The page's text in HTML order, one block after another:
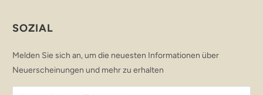
SOZIAL
Melden Sie sich an, um die neuesten Informationen über
Neuerscheinungen und mehr zu erhalten